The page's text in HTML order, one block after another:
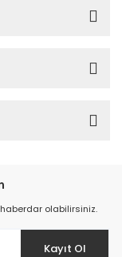
olabilirsiniz.
Kayıt Ol